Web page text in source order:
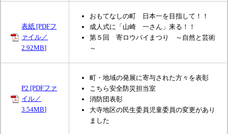
表紙 [PDFフ
ァイル／
2.92MB]
おもてなしの町 日本一を目指して！！
成人式に「山崎 一さん」来る！！
第５回 寄ロウバイまつり ～自然と芸術
～
P2 [PDFファ
イル／
3.54MB]
町・地域の発展に寄与された方々を表彰
こちら安全防災担当室
消防団表彰
大寺地区の民生委員児童委員の変更があり
ました